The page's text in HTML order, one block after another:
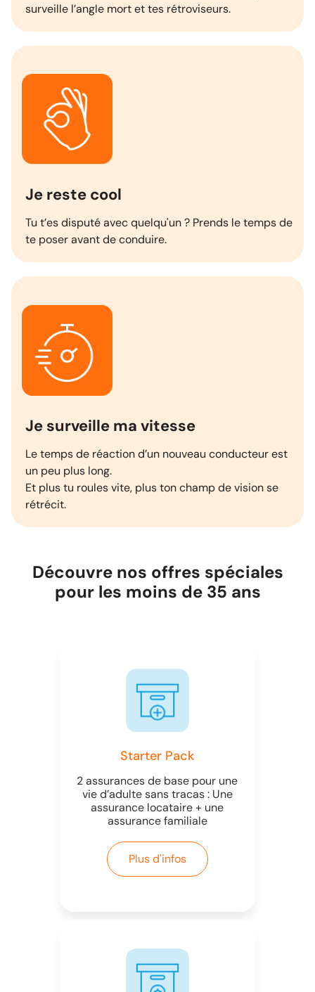
surveille l’angle mort et tes rétroviseurs.
Je reste cool
Tu t’es disputé avec quelqu'un ? Prends le temps de
te poser avant de conduire.
Je surveille ma vitesse
Le temps de réaction d’un nouveau conducteur est
un peu plus long.
Et plus tu roules vite, plus ton champ de vision se
rétrécit.
Découvre nos offres spéciales
pour les moins de 35 ans
Starter Pack
2 assurances de base pour une
vie d’adulte sans tracas : Une
assurance locataire + une
assurance familiale
Plus d'infos